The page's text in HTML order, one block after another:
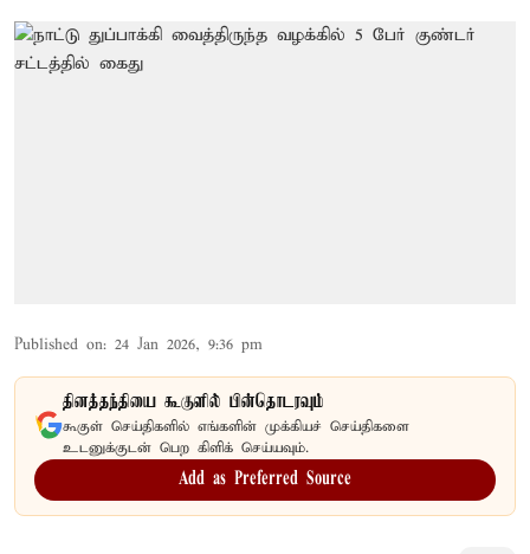
Published on: 24 Jan 2026, 9:36 pm
தினத்தந்தியை கூகுளில் பின்தொடரவும்
கூகுள் செய்திகளில் எங்களின் முக்கியச் செய்திகளை
உடனுக்குடன் பெற கிளிக் செய்யவும்.
Add as Preferred Source